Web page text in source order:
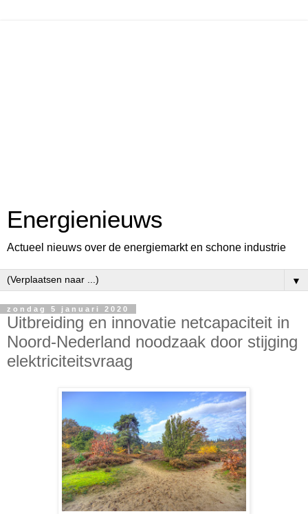
Energienieuws
Actueel nieuws over de energiemarkt en schone industrie
▼
zondag 5 januari 2020
Uitbreiding en innovatie netcapaciteit in
Noord-Nederland noodzaak door stijging
elektriciteitsvraag